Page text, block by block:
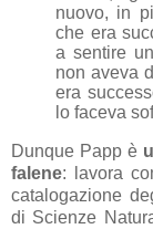
nuovo, in
che era
a sentire
non aveva
era
lo faceva
Dunque Papp è
falene: lavora
catalogazione
di Scienze